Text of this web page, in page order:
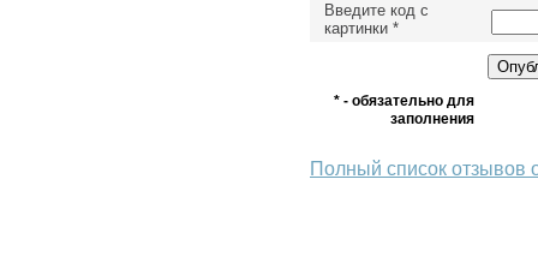
Введите код с
картинки *
* - обязательно для
заполнения
Полный список отзывов